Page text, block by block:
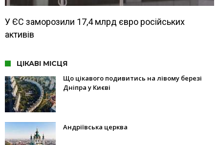
У ЄС заморозили 17,4 млрд євро російських
активів
ЦІКАВІ МІСЦЯ
Що цікавого подивитись на лівому березі
Дніпра у Києві
Андріївська церква